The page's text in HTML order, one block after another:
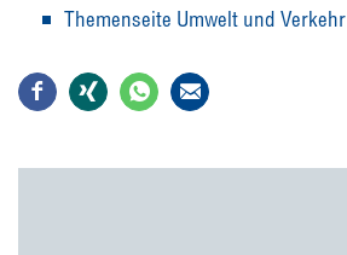
Themenseite Umwelt und Verkehr